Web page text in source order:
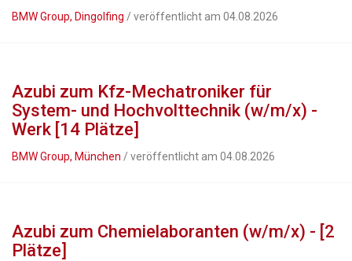
BMW Group, Dingolfing / veröffentlicht am 04.08.2026
Azubi zum Kfz-Mechatroniker für
System- und Hochvolttechnik (w/m/x) -
Werk [14 Plätze]
BMW Group, München / veröffentlicht am 04.08.2026
Azubi zum Chemielaboranten (w/m/x) - [2
Plätze]